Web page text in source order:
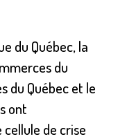
du Québec, la
du
du Québec et le
ont
de crise